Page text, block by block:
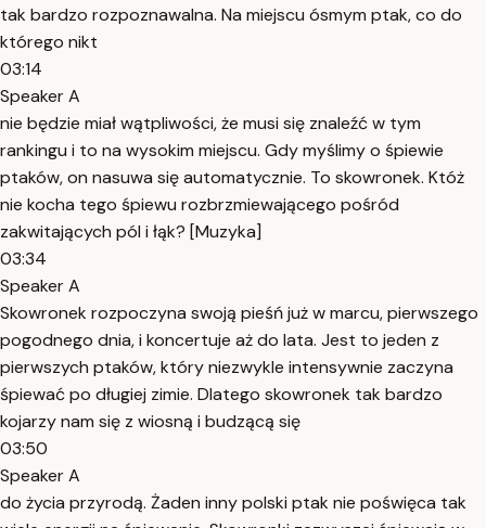
tak bardzo rozpoznawalna. Na miejscu ósmym ptak, co do
którego nikt
03:14
Speaker A
nie będzie miał wątpliwości, że musi się znaleźć w tym
rankingu i to na wysokim miejscu. Gdy myślimy o śpiewie
ptaków, on nasuwa się automatycznie. To skowronek. Któż
nie kocha tego śpiewu rozbrzmiewającego pośród
zakwitających pól i łąk? [Muzyka]
03:34
Speaker A
Skowronek rozpoczyna swoją pieśń już w marcu, pierwszego
pogodnego dnia, i koncertuje aż do lata. Jest to jeden z
pierwszych ptaków, który niezwykle intensywnie zaczyna
śpiewać po długiej zimie. Dlatego skowronek tak bardzo
kojarzy nam się z wiosną i budzącą się
03:50
Speaker A
do życia przyrodą. Żaden inny polski ptak nie poświęca tak